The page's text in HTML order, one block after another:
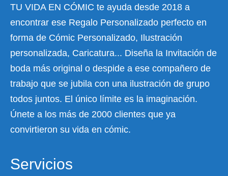
TU VIDA EN CÓMIC te ayuda desde 2018 a
encontrar ese Regalo Personalizado perfecto en
forma de Cómic Personalizado, Ilustración
personalizada, Caricatura... Diseña la Invitación de
boda más original o despide a ese compañero de
trabajo que se jubila con una ilustración de grupo
todos juntos. El único límite es la imaginación.
Únete a los más de 2000 clientes que ya
convirtieron su vida en cómic.
Servicios